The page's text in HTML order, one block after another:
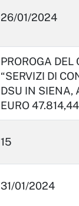
26/01/2024
PROROGA
“SERVIZI DI
DSU IN SIENA,
EURO
15
31/01/2024